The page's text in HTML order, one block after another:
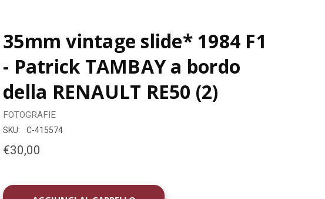
35mm vintage slide* 1984 F1
- Patrick TAMBAY a bordo
della RENAULT RE50 (2)
FOTOGRAFIE
SKU: C-415574
€30,00
DISPONIBILITÀ